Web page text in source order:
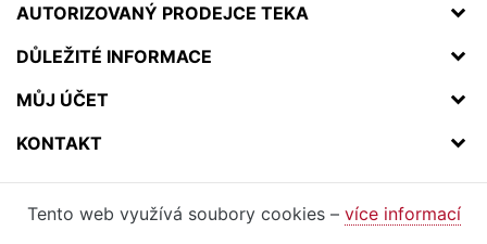
AUTORIZOVANÝ PRODEJCE TEKA
DŮLEŽITÉ INFORMACE
MŮJ ÚČET
KONTAKT
Tento web využívá soubory cookies – více informací